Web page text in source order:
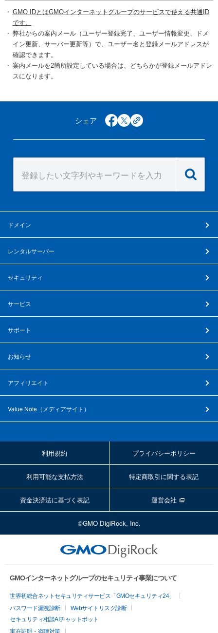
GMO IDとはGMOインターネットグループのサービスで使える共通ID
です。
弊社からの案内メール（ユーザー登録完了、ユーザー情報変更、ドメ
イン更新、サーバー更新等）で、ユーザー名と登録メールアドレスが
確認できます。
案内メールを2箇所設定している場合は、どちらかが登録メールアドレ
スになります。
シェア facebook
x copy
ドメイン
レンタルサーバー
セキュリティ
サービス
サポート
お知らせ
アフィリエイト
Value Note（ メディアサイト ）
利用規約 プライバシーポリシー
利用可能な支払方法 特定商取引に関する表記
資金決済法に基づく表記 運営会社
©GMO DigiRock, Inc.
GMOインターネットグループのセキュリティ事業について
世界初総合ネットセキュリティサービス「GMOセキュリティ24」
パスワード漏洩診断
Webサイトリスク診断
セキュリティ相談AIチャットボット
実在証明・盗聴対策